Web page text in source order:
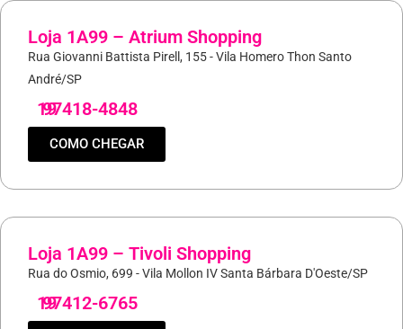
Loja 1A99 – Atrium Shopping
Rua Giovanni Battista Pirell, 155 - Vila Homero Thon Santo
André/SP
19
97418-4848
COMO CHEGAR
Loja 1A99 – Tivoli Shopping
Rua do Osmio, 699 - Vila Mollon IV Santa Bárbara D'Oeste/SP
19
97412-6765